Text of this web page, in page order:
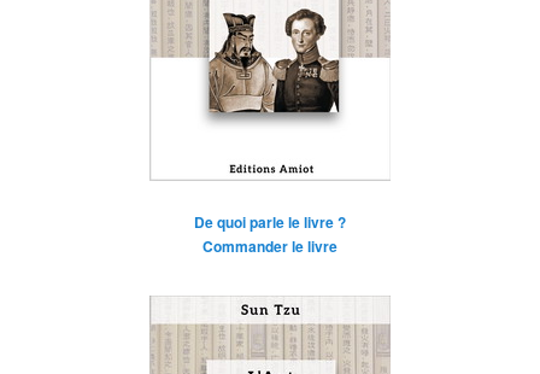
De quoi parle le livre ?
Commander le livre